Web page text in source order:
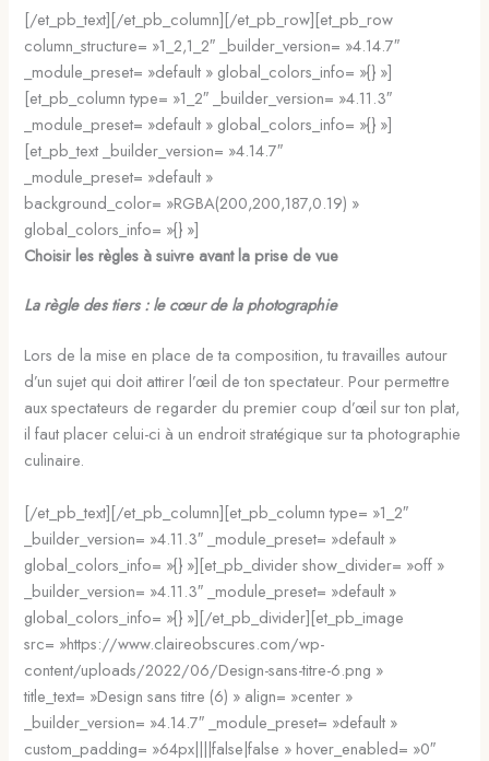
[/et_pb_text][/et_pb_column][/et_pb_row][et_pb_row
column_structure= »1_2,1_2″ _builder_version= »4.14.7″
_module_preset= »default » global_colors_info= »{} »]
[et_pb_column type= »1_2″ _builder_version= »4.11.3″
_module_preset= »default » global_colors_info= »{} »]
[et_pb_text _builder_version= »4.14.7″
_module_preset= »default »
background_color= »RGBA(200,200,187,0.19) »
global_colors_info= »{} »]
Choisir les règles à suivre avant la prise de vue
La règle des tiers : le cœur de la photographie
Lors de la mise en place de ta composition, tu travailles autour
d’un sujet qui doit attirer l’œil de ton spectateur. Pour permettre
aux spectateurs de regarder du premier coup d’œil sur ton plat,
il faut placer celui-ci à un endroit stratégique sur ta photographie
culinaire.
[/et_pb_text][/et_pb_column][et_pb_column type= »1_2″
_builder_version= »4.11.3″ _module_preset= »default »
global_colors_info= »{} »][et_pb_divider show_divider= »off »
_builder_version= »4.11.3″ _module_preset= »default »
global_colors_info= »{} »][/et_pb_divider][et_pb_image
src= »https://www.claireobscures.com/wp-
content/uploads/2022/06/Design-sans-titre-6.png »
title_text= »Design sans titre (6) » align= »center »
_builder_version= »4.14.7″ _module_preset= »default »
custom_padding= »64px||||false|false » hover_enabled= »0″